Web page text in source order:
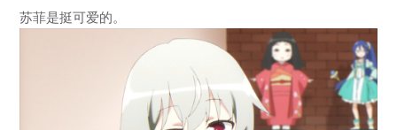
苏菲是挺可爱的。